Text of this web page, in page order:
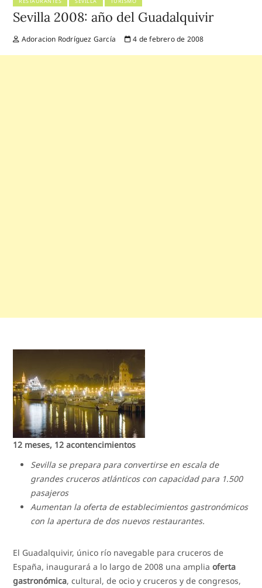
Sevilla 2008: año del Guadalquivir
Adoracion Rodríguez García 4 de febrero de 2008
12 meses, 12 acontencimientos
Sevilla se prepara para convertirse en escala de
grandes cruceros atlánticos con capacidad para 1.500
pasajeros
Aumentan la oferta de establecimientos gastronómicos
con la apertura de dos nuevos restaurantes.
El Guadalquivir, único río navegable para cruceros de
España, inaugurará a lo largo de 2008 una ampliaoferta
gastronómica, cultural, de ocio y cruceros y de congresos,